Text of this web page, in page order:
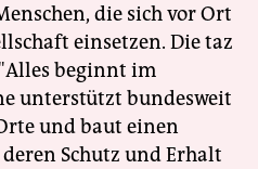
die sich vor Ort
einsetzen. Die taz
beginnt im
unterstützt bundesweit
und baut einen
Schutz und Erhalt